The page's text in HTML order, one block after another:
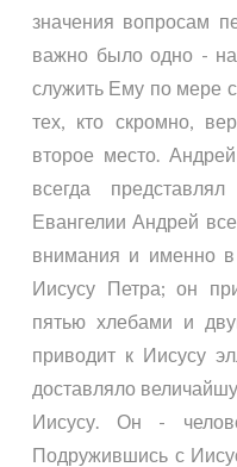
значения вопросам
важно было одно -
служить Ему по мере
тех, кто скромно,
второе место.
всегда
Евангелии Андрей
внимания и именно в
Иисусу Петра; он
пятью хлебами и
приводит к Иисусу
доставляло
Иисусу. Он -
Подружившись с